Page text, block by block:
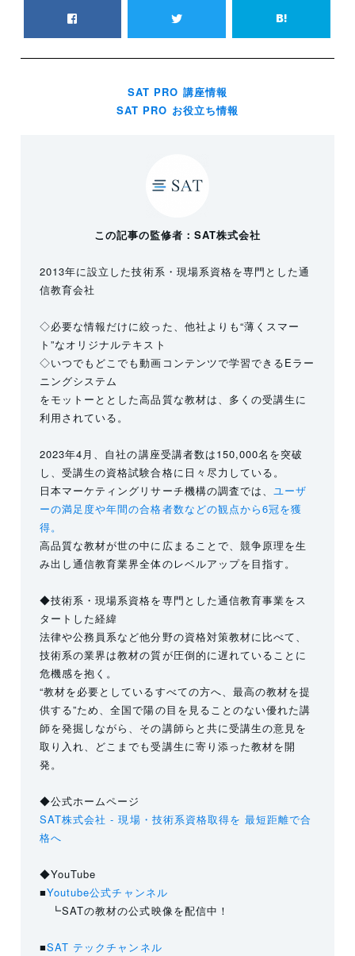
SAT PRO 講座情報
SAT PRO お役立ち情報
この記事の監修者：SAT株式会社
2013年に設立した技術系・現場系資格を専門とした通
信教育会社
◇必要な情報だけに絞った、他社よりも“薄くスマー
ト”なオリジナルテキスト
◇いつでもどこでも動画コンテンツで学習できるEラー
ニングシステム
をモットーととした高品質な教材は、多くの受講生に
利用されている。
2023年4月、自社の講座受講者数は150,000名を突破
し、受講生の資格試験合格に日々尽力している。
日本マーケティングリサーチ機構の調査では、 ユーザ
ーの満足度や年間の合格者数などの観点から6冠を獲
得。
高品質な教材が世の中に広まることで、競争原理を生
み出し通信教育業界全体のレベルアップを目指す。
◆技術系・現場系資格を専門とした通信教育事業をス
タートした経緯
法律や公務員系など他分野の資格対策教材に比べて、
技術系の業界は教材の質が圧倒的に遅れていることに
危機感を抱く。
“教材を必要としているすべての方へ、最高の教材を提
供する”ため、全国で陽の目を見ることのない優れた講
師を発掘しながら、その講師らと共に受講生の意見を
取り入れ、どこまでも受講生に寄り添った教材を開
発。
◆公式ホームページ
SAT株式会社 - 現場・技術系資格取得を 最短距離で合
格へ
◆YouTube
■Youtube公式チャンネル
┗SATの教材の公式映像を配信中！
■SAT テックチャンネル